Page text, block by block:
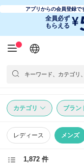
アプリからの会員登録で
全員必ず
もらえる ¥
日本語
English
简体中文
繁體中文
カテゴリ ブラン
レディース メンズ
1,872 件